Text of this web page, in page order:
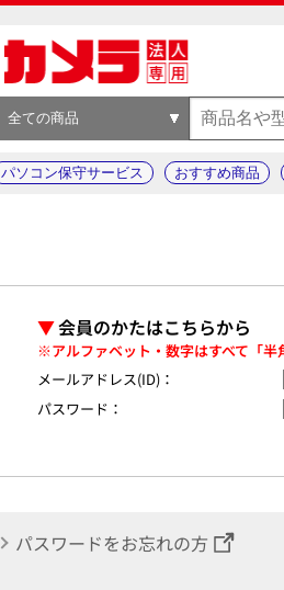
全ての商品
パソコン保守サービス おすすめ商品
▼会員のかたはこちらから
※アルファベット・数字はすべて「半
メールアドレス(ID)：
パスワード：
パスワードをお忘れの方